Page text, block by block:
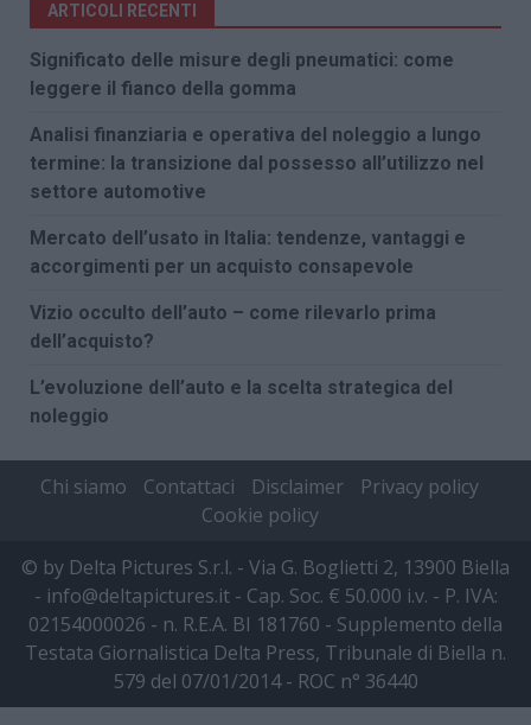
ARTICOLI RECENTI
Significato delle misure degli pneumatici: come
leggere il fianco della gomma
Analisi finanziaria e operativa del noleggio a lungo
termine: la transizione dal possesso all’utilizzo nel
settore automotive
Mercato dell’usato in Italia: tendenze, vantaggi e
accorgimenti per un acquisto consapevole
Vizio occulto dell’auto – come rilevarlo prima
dell’acquisto?
L’evoluzione dell’auto e la scelta strategica del
noleggio
Chi siamo Contattaci Disclaimer
Privacy policy
Cookie policy
© by Delta Pictures S.r.l. - Via G. Boglietti 2, 13900 Biella
- info@deltapictures.it - Cap. Soc. € 50.000 i.v. - P. IVA:
02154000026 - n. R.E.A. BI 181760 - Supplemento della
Testata Giornalistica Delta Press, Tribunale di Biella n.
579 del 07/01/2014 - ROC n° 36440